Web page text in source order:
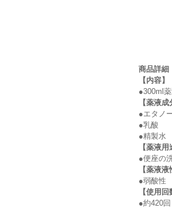
商品詳細
【内容】
●300ml
【薬液成
●エタノ
●乳
●精製
【薬液用
●便座の
【薬液液
●弱酸性
【使用回
●約420回